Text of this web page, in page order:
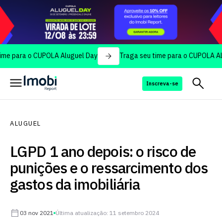
CUPOLA Aluguel Day Traga seu time para o CUPOLA Aluguel
Inscreva-se
ALUGUEL
LGPD 1 ano depois: o risco de
punições e o ressarcimento dos
gastos da imobiliária
03 nov 2021 Última atualização: 11 setembro 2024